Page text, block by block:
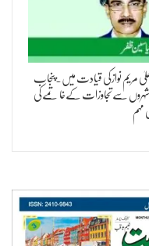
مریم نوازکی قیادت میں۔پنجاب
سےتجاوزات کےخاتمےکی
مہم